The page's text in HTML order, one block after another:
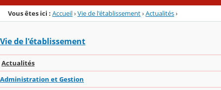
Vous êtes ici : Accueil›Vie de l'établissement›Actualités›
Vie de l'établissement
Actualités
Administration et Gestion